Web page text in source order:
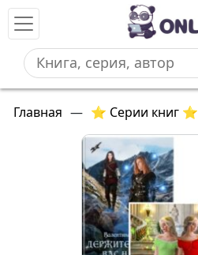
Главная — ⭐ Серии книг ⭐